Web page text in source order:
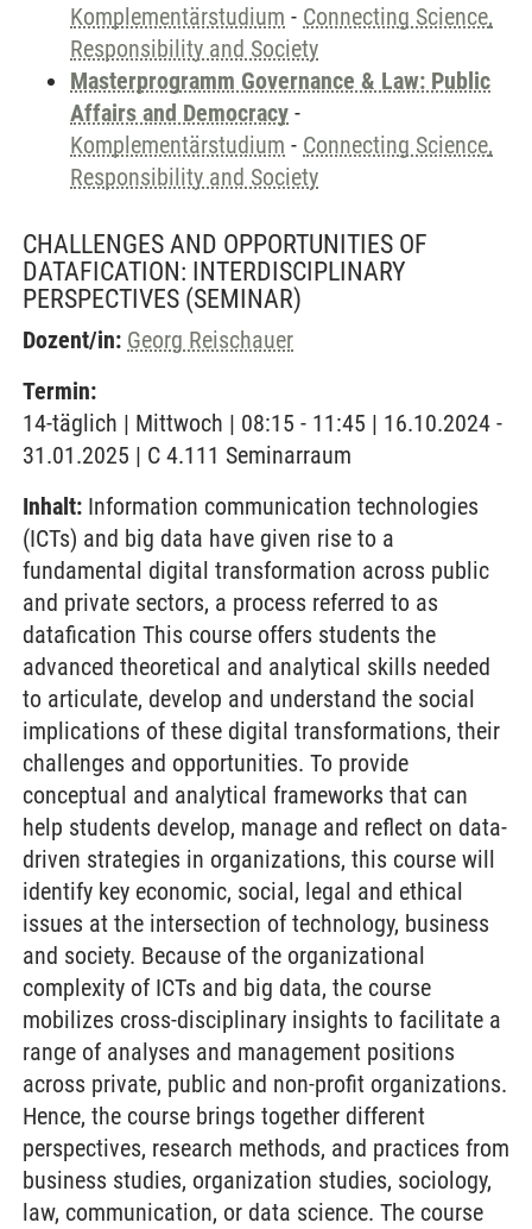
Komplementärstudium - Connecting Science,
Responsibility and Society
Masterprogramm Governance & Law: Public
Affairs and Democracy -
Komplementärstudium - Connecting Science,
Responsibility and Society
CHALLENGES AND OPPORTUNITIES OF
DATAFICATION: INTERDISCIPLINARY
PERSPECTIVES (SEMINAR)
Dozent/in: Georg Reischauer
Termin:
14-täglich | Mittwoch | 08:15 - 11:45 | 16.10.2024 -
31.01.2025 | C 4.111 Seminarraum
Inhalt: Information communication technologies
(ICTs) and big data have given rise to a
fundamental digital transformation across public
and private sectors, a process referred to as
datafication This course offers students the
advanced theoretical and analytical skills needed
to articulate, develop and understand the social
implications of these digital transformations, their
challenges and opportunities. To provide
conceptual and analytical frameworks that can
help students develop, manage and reflect on data-
driven strategies in organizations, this course will
identify key economic, social, legal and ethical
issues at the intersection of technology, business
and society. Because of the organizational
complexity of ICTs and big data, the course
mobilizes cross-disciplinary insights to facilitate a
range of analyses and management positions
across private, public and non-profit organizations.
Hence, the course brings together different
perspectives, research methods, and practices from
business studies, organization studies, sociology,
law, communication, or data science. The course